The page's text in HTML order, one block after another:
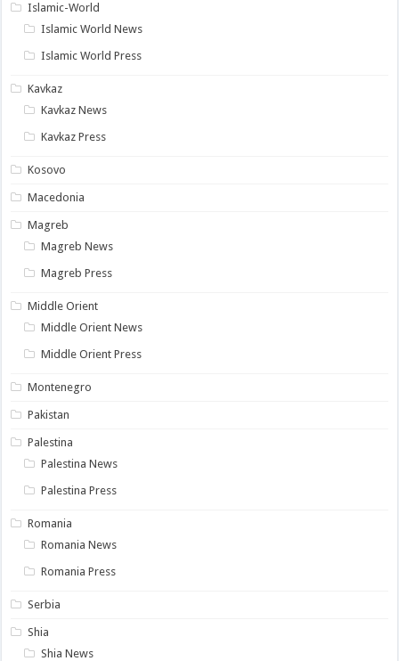
Islamic-World
Islamic World News
Islamic World Press
Kavkaz
Kavkaz News
Kavkaz Press
Kosovo
Macedonia
Magreb
Magreb News
Magreb Press
Middle Orient
Middle Orient News
Middle Orient Press
Montenegro
Pakistan
Palestina
Palestina News
Palestina Press
Romania
Romania News
Romania Press
Serbia
Shia
Shia News